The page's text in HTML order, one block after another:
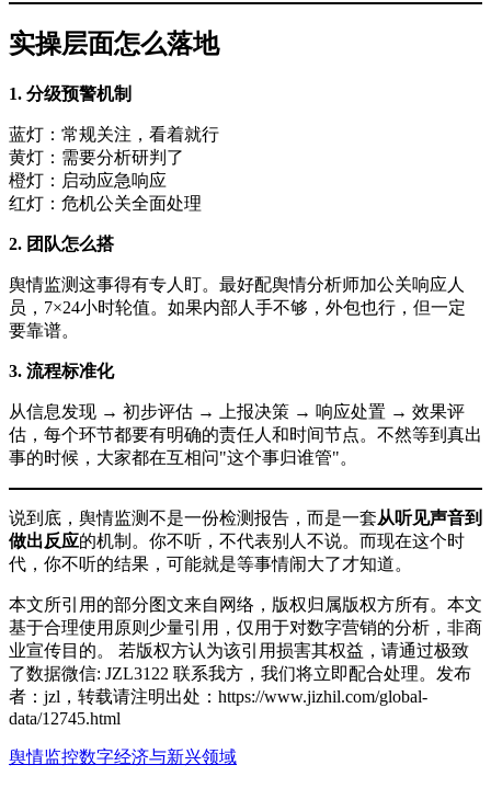
实操层面怎么落地
1. 分级预警机制
蓝灯：常规关注，看着就行
黄灯：需要分析研判了
橙灯：启动应急响应
红灯：危机公关全面处理
2. 团队怎么搭
舆情监测这事得有专人盯。最好配舆情分析师加公关响应人
员，7×24小时轮值。如果内部人手不够，外包也行，但一定
要靠谱。
3. 流程标准化
从信息发现 → 初步评估 → 上报决策 → 响应处置 → 效果评
估，每个环节都要有明确的责任人和时间节点。不然等到真出
事的时候，大家都在互相问"这个事归谁管"。
说到底，舆情监测不是一份检测报告，而是一套从听见声音到
做出反应的机制。你不听，不代表别人不说。而现在这个时
代，你不听的结果，可能就是等事情闹大了才知道。
本文所引用的部分图文来自网络，版权归属版权方所有。本文
基于合理使用原则少量引用，仅用于对数字营销的分析，非商
业宣传目的。 若版权方认为该引用损害其权益，请通过极致
了数据微信: JZL3122 联系我方，我们将立即配合处理。发布
者：jzl，转载请注明出处： https://www.jizhil.com/global-
data/12745.html
舆情监控数字经济与新兴领域